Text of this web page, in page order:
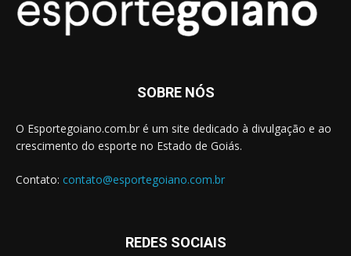
SOBRE NÓS
O Esportegoiano.com.br é um site dedicado à divulgação e ao
crescimento do esporte no Estado de Goiás.
Contato: contato@esportegoiano.com.br
REDES SOCIAIS